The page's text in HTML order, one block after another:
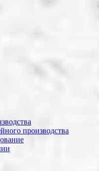
производства